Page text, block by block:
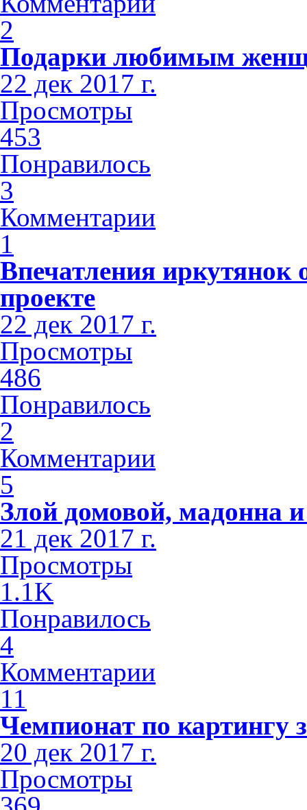
2
Подарки любимым
22 дек 2017 г.
Просмотры
453
Понравилось
3
Комментарии
1
Впечатления иркутянок
проекте
22 дек 2017 г.
Просмотры
486
Понравилось
2
Комментарии
5
Злой домовой, мадонна
21 дек 2017 г.
Просмотры
1.1K
Понравилось
4
Комментарии
11
Чемпионат по картингу
20 дек 2017 г.
Просмотры